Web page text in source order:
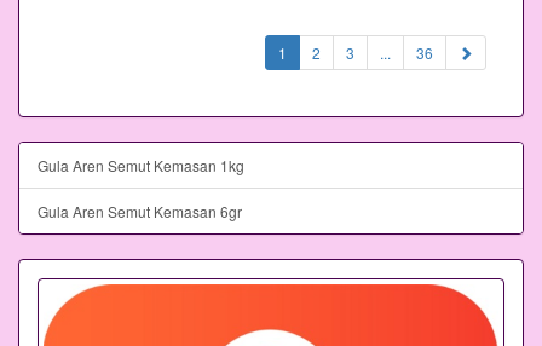
1 (current)
2 3 ... 36
Gula Aren Semut Kemasan 1kg
Gula Aren Semut Kemasan 6gr